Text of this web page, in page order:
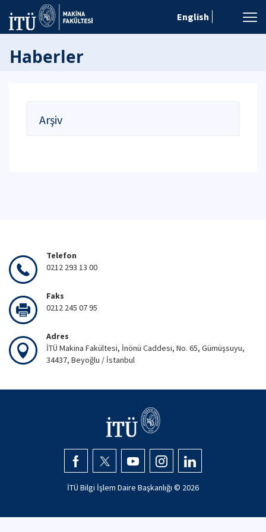
English
Haberler
Arşiv
Telefon
0212 293 13 00
Faks
0212 245 07 95
Adres
İTÜ Makina Fakültesi, İnönü Caddesi, No. 65, Gümüşsuyu,
34437, Beyoğlu / İstanbul
İTÜ Bilgi İşlem Daire Başkanlığı © 2026